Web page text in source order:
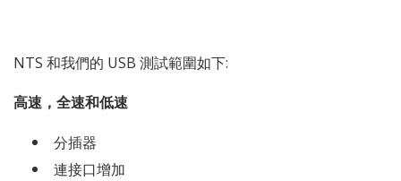
NTS 和我們的 USB 測試範圍如下:
高速，全速和低速
分插器
連接口增加